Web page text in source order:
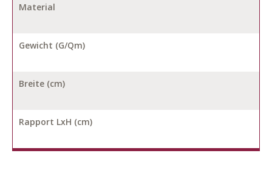
Material
Gewicht (G/Qm)
Breite (cm)
Rapport LxH (cm)